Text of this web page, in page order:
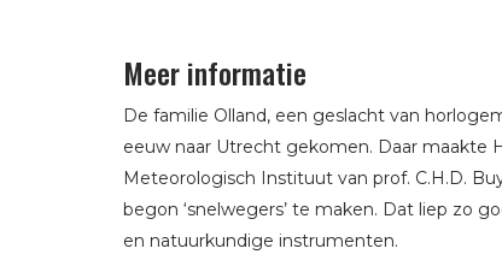
Meer informatie
De familie Olland, een geslacht van
eeuw naar Utrecht gekomen. Daar maakte
Meteorologisch Instituut van prof. C.H.D.
begon ‘snelwegers’ te maken. Dat liep zo
en natuurkundige instrumenten.